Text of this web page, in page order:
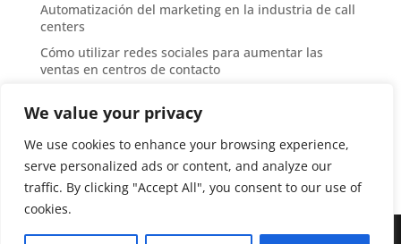
We value your privacy
We use cookies to enhance your browsing experience,
serve personalized ads or content, and analyze our
traffic. By clicking "Accept All", you consent to our use of
cookies.
Automatización del marketing en la industria de call
centers
Cómo utilizar redes sociales para aumentar las
ventas en centros de contacto
centers
Técnicas de upselling y cross-selling en atención
telefónica
©2025 Centrosdellamadas.com. Todos los derechos